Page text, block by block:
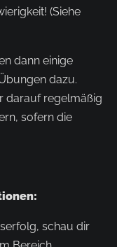
(Siehe
dann einige
dazu.
darauf regelmäßig
sofern die
schau dir